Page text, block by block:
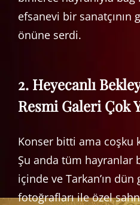
efsanevi bir sanatçının
önüne serdi.
2. Heyecanlı
Resmi Galeri Çok
Konser bitti ama coşku
Şu anda tüm hayranlar
içinde ve Tarkan’ın
fotoğrafları ile özel